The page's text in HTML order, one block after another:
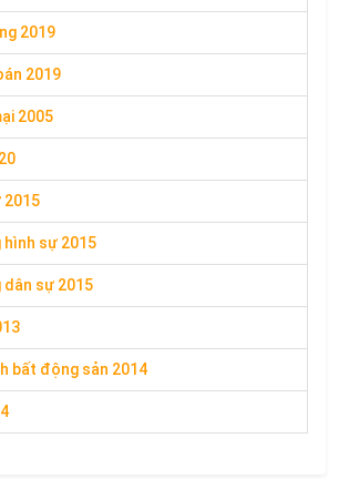
2019
2019
2005
2015
sự 2015
sự 2015
bất động sản 2014